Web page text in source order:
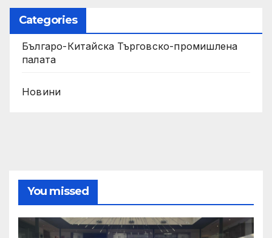
Categories
Българо-Китайска Търговско-промишлена
палaта
Новини
You missed